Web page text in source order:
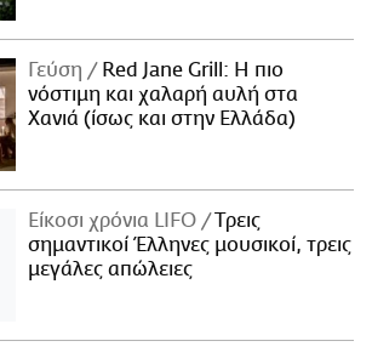
Γεύση
Red Jane Grill: Η πιο
νόστιμη και χαλαρή αυλή στα
Χανιά (ίσως και στην Ελλάδα)
Είκοσι χρόνια LIFO
Tρεις
σημαντικοί Έλληνες μουσικοί, τρεις
μεγάλες απώλειες